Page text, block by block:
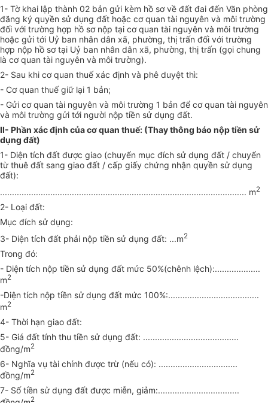
1- Tờ khai lập thành 02 bản gửi kèm hồ sơ về đất đai đến Văn phòng
đăng ký quyền sử dụng đất hoặc cơ quan tài nguyên và môi trường
đối với trường hợp hồ sơ nộp tại cơ quan tài nguyên và môi trường
hoặc gửi tới Uỷ ban nhân dân xã, phường, thị trấn đối với trường
hợp nộp hồ sơ tại Uỷ ban nhân dân xã, phường, thị trấn (gọi chung
là cơ quan tài nguyên và môi trường).
2- Sau khi cơ quan thuế xác định và phê duyệt thì:
- Cơ quan thuế giữ lại 1 bản;
- Gửi cơ quan tài nguyên và môi trường 1 bản để cơ quan tài nguyên
và môi trường gửi tới người nộp tiền sử dụng đất.
II- Phần xác định của cơ quan thuế: (Thay thông báo nộp tiền sử
dụng đất)
1- Diện tích đất được giao (chuyển mục đích sử dụng đất / chuyển
từ thuê đất sang giao đất / cấp giấy chứng nhận quyền sử dụng
đất):
....................................................................................................... m2
2- Loại đất:
Mục đích sử dụng:
3- Diện tích đất phải nộp tiền sử dụng đất: ...m2
Trong đó:
- Diện tích nộp tiền sử dụng đất mức 50%(chênh lệch):...................
m2
-Diện tích nộp tiền sử dụng đất mức 100%:......................................
m2
4- Thời hạn giao đất:
5- Giá đất tính thu tiền sử dụng đất: ........................................
đồng/m2
6- Nghĩa vụ tài chính được trừ (nếu có): .................................
đồng/m2
7- Số tiền sử dụng đất được miễn, giảm:..................................
2